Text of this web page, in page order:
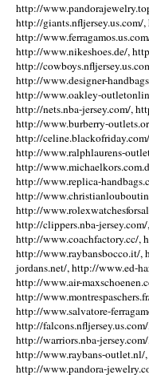
http://
http://giants.nfljersey.us.com/
http://
http://www.nikeshoes.de/,
http://
http://www.designer-
http://www.oakley-
http://nets.nba-jersey.com/,
http://www.burberry-
http://
http://www.ralphlaurens-
http://
http://www.replica-
http://
http://
http://clippers.nba-
http://www.coachfactory.cc/,
http://www.raybansbocco.it/,
jordans.net/, http://www.ed-
http://www.air-
http://
http://www.salvatore-
http://
http://warriors.nba-
http://www.raybans-
http://www.pandora-